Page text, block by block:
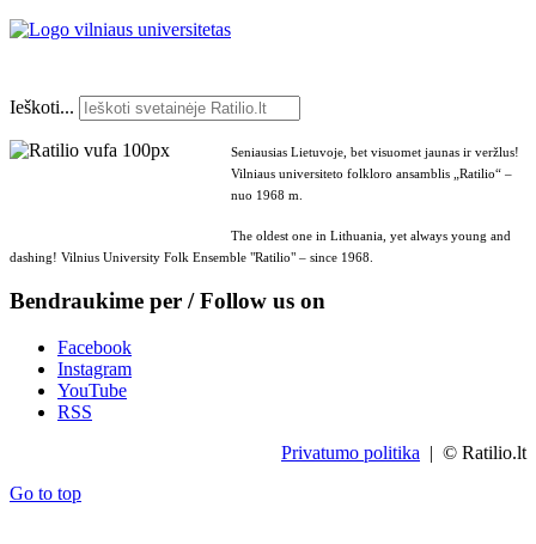
Ieškoti...
Seniausias Lietuvoje, bet visuomet jaunas ir veržlus!
Vilniaus universiteto folkloro ansamblis „Ratilio“ –
nuo 1968 m.
The oldest one in Lithuania, yet always young and
dashing! Vilnius University Folk Ensemble "Ratilio" – since 1968.
Bendraukime per / Follow us on
Facebook
Instagram
YouTube
RSS
Privatumo politika | © Ratilio.lt
Go to top